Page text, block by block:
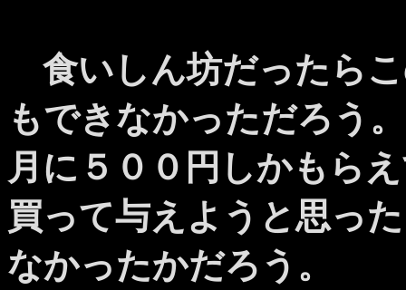
食いしん坊だったら
もできなかっただろう
月に５００円しかもら
買って与えようと思っ
なかったかだろう。